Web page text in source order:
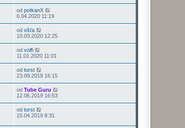
od potkanX
6.04.2020 11:19
od ošťa
10.03.2020 12:25
od volfi
11.01.2020 11:01
od torst
23.09.2019 16:15
od Tube Guru
12.06.2019 16:53
od torst
15.04.2019 8:31